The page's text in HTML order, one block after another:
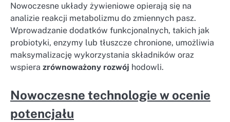
Nowoczesne układy żywieniowe opierają się na
analizie reakcji metabolizmu do zmiennych pasz.
Wprowadzanie dodatków funkcjonalnych, takich jak
probiotyki, enzymy lub tłuszcze chronione, umożliwia
maksymalizację wykorzystania składników oraz
wspiera zrównoważony rozwój hodowli.
Nowoczesne technologie w ocenie
potencjału